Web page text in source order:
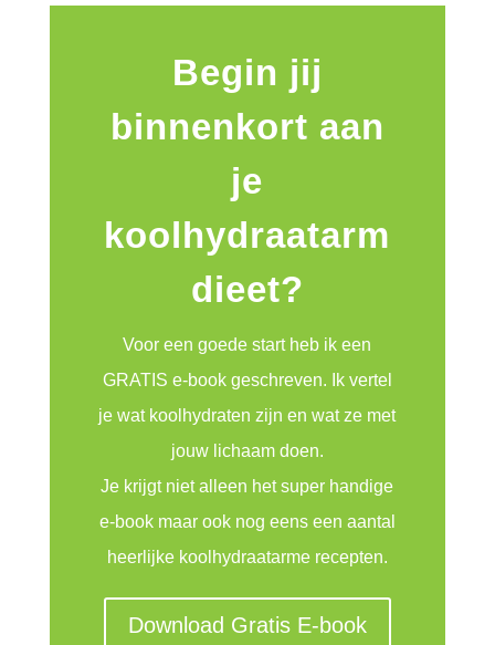
Begin jij
binnenkort aan
je
koolhydraatarm
dieet?
Voor een goede start heb ik een
GRATIS e-book geschreven. Ik vertel
je wat koolhydraten zijn en wat ze met
jouw lichaam doen.
Je krijgt niet alleen het super handige
e-book maar ook nog eens een aantal
heerlijke koolhydraatarme recepten.
Download Gratis E-book